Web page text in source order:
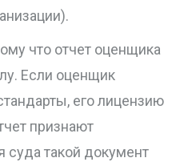
что отчет оценщика
Если оценщик
его лицензию
признают
такой документ